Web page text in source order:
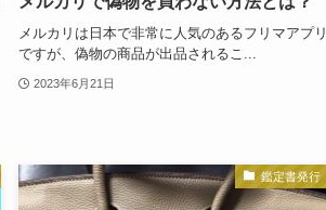
メルカリは日本で非常に人気のあるフリマアプリ
ですが、偽物の商品が出品されるこ...
2023年6月21日
鑑定書発行